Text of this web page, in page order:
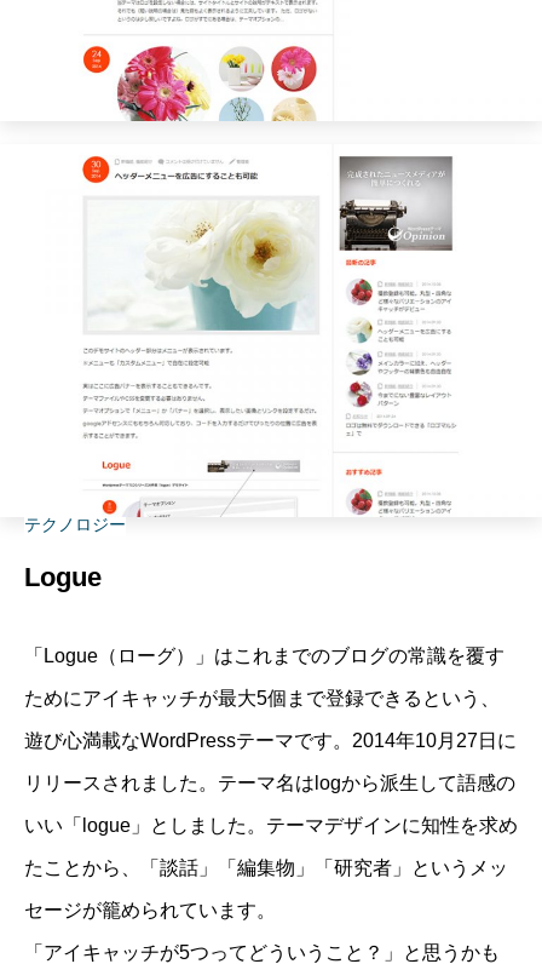
テクノロジー
Logue
「Logue（ローグ）」はこれまでのブログの常識を覆す
ためにアイキャッチが最大5個まで登録できるという、
遊び心満載なWordPressテーマです。2014年10月27日に
リリースされました。テーマ名はlogから派生して語感の
いい「logue」としました。テーマデザインに知性を求め
たことから、「談話」「編集物」「研究者」というメッ
セージが籠められています。
「アイキャッチが5つってどういうこと？」と思うかも